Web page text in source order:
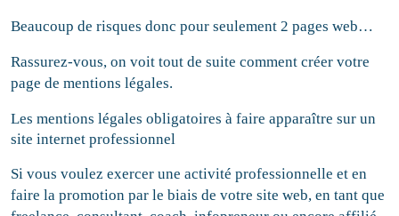
Beaucoup de risques donc pour seulement 2 pages web…
Rassurez-vous, on voit tout de suite comment créer votre
page de mentions légales.
Les mentions légales obligatoires à faire apparaître sur un
site internet professionnel
Si vous voulez exercer une activité professionnelle et en
faire la promotion par le biais de votre site web, en tant que